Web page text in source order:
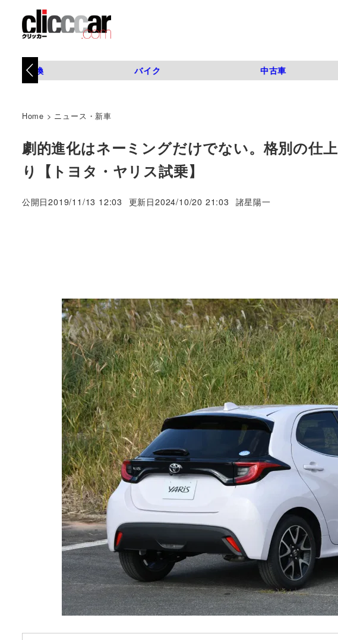
タイヤ交換 バイク 中古車
Home > ニュース・新車
劇的進化はネーミングだけでない。格別の仕
り【トヨタ・ヤリス試乗】
公開日2019/11/13 12:03 更新日2024/10/20 21:03
著
諸星陽一